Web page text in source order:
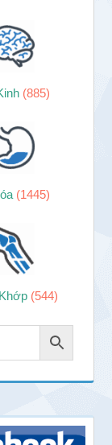
(885)
(1445)
(544)